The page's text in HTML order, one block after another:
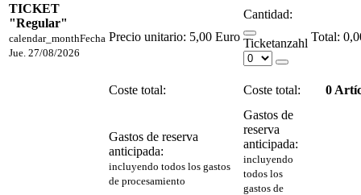
TICKET
"Regular"
calendar_monthFecha
Jue. 27/08/2026
Precio unitario: 5,00 Euro
Cantidad:
Ticketanzahl
Coste total: Coste total: 0
Gastos de reserva
anticipada:
incluyendo todos los gastos
de procesamiento
Gastos de
reserva
anticipada:
incluyendo
todos los
gastos de